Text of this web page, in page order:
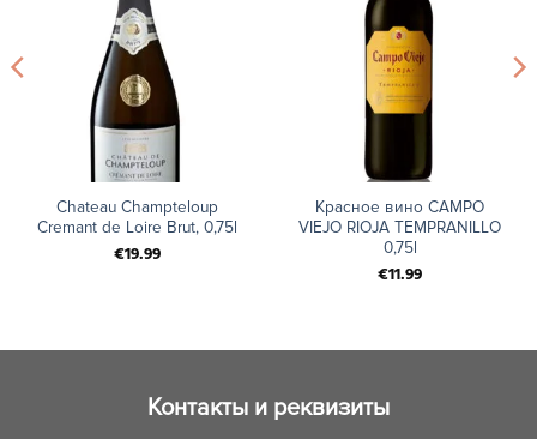
Chateau Champteloup
Cremant de Loire Brut, 0,75l
€19.99
Красное вино CAMPO
VIEJO RIOJA TEMPRANILLO
0,75l
€11.99
Контакты и реквизиты